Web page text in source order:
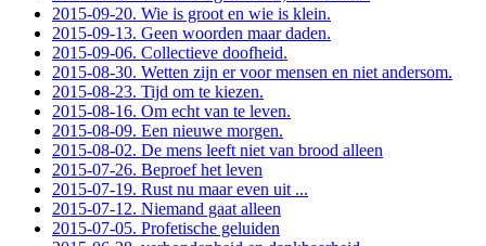
2015-09-20. Wie is groot en wie is klein.
2015-09-13. Geen woorden maar daden.
2015-09-06. Collectieve doofheid.
2015-08-30. Wetten zijn er voor mensen en niet andersom.
2015-08-23. Tijd om te kiezen.
2015-08-16. Om echt van te leven.
2015-08-09. Een nieuwe morgen.
2015-08-02. De mens leeft niet van brood alleen
2015-07-26. Beproef het leven
2015-07-19. Rust nu maar even uit ...
2015-07-12. Niemand gaat alleen
2015-07-05. Profetische geluiden